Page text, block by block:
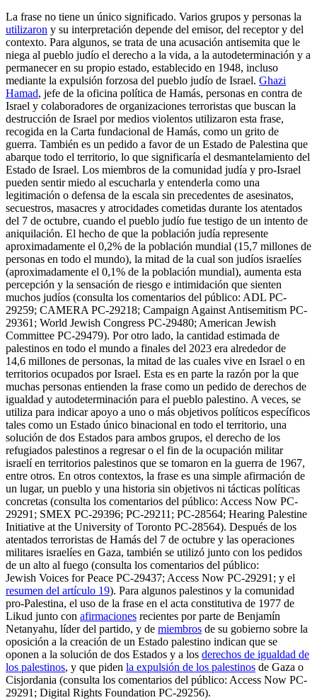
La frase no tiene un único significado. Varios grupos y personas la
utilizaron y su interpretación depende del emisor, del receptor y del
contexto. Para algunos, se trata de una acusación antisemita que le
niega al pueblo judío el derecho a la vida, a la autodeterminación y a
permanecer en su propio estado, establecido en 1948, incluso
mediante la expulsión forzosa del pueblo judío de Israel. Ghazi
Hamad, jefe de la oficina política de Hamás, personas en contra de
Israel y colaboradores de organizaciones terroristas que buscan la
destrucción de Israel por medios violentos utilizaron esta frase,
recogida en la Carta fundacional de Hamás, como un grito de
guerra. También es un pedido a favor de un Estado de Palestina que
abarque todo el territorio, lo que significaría el desmantelamiento del
Estado de Israel. Los miembros de la comunidad judía y pro-Israel
pueden sentir miedo al escucharla y entenderla como una
legitimación o defensa de la escala sin precedentes de asesinatos,
secuestros, masacres y atrocidades cometidas durante los atentados
del 7 de octubre, cuando el pueblo judío fue testigo de un intento de
aniquilación. El hecho de que la población judía represente
aproximadamente el 0,2% de la población mundial (15,7 millones de
personas en todo el mundo), la mitad de la cual son judíos israelíes
(aproximadamente el 0,1% de la población mundial), aumenta esta
percepción y la sensación de riesgo e intimidación que sienten
muchos judíos (consulta los comentarios del público: ADL PC-
29259; CAMERA PC-29218; Campaign Against Antisemitism PC-
29361; World Jewish Congress PC-29480; American Jewish
Committee PC-29479). Por otro lado, la cantidad estimada de
palestinos en todo el mundo a finales del 2023 era alrededor de
14,6 millones de personas, la mitad de las cuales vive en Israel o en
territorios ocupados por Israel. Esta es en parte la razón por la que
muchas personas entienden la frase como un pedido de derechos de
igualdad y autodeterminación para el pueblo palestino. A veces, se
utiliza para indicar apoyo a uno o más objetivos políticos específicos
tales como un Estado único binacional en todo el territorio, una
solución de dos Estados para ambos grupos, el derecho de los
refugiados palestinos a regresar o el fin de la ocupación militar
israelí en territorios palestinos que se tomaron en la guerra de 1967,
entre otros. En otros contextos, la frase es una simple afirmación de
un lugar, un pueblo y una historia sin objetivos ni tácticas políticas
concretas (consulta los comentarios del público: Access Now PC-
29291; SMEX PC-29396; PC-29211; PC-28564; Hearing Palestine
Initiative at the University of Toronto PC-28564). Después de los
atentados terroristas de Hamás del 7 de octubre y las operaciones
militares israelíes en Gaza, también se utilizó junto con los pedidos
de un alto al fuego (consulta los comentarios del público:
Jewish Voices for Peace PC-29437; Access Now PC-29291; y el
resumen del artículo 19). Para algunos palestinos y la comunidad
pro-Palestina, el uso de la frase en el acta constitutiva de 1977 de
Likud junto con afirmaciones recientes por parte de Benjamín
Netanyahu, líder del partido, y de miembros de su gobierno sobre la
oposición a la creación de un Estado palestino indican que se
oponen a la solución de dos Estados y a los derechos de igualdad de
los palestinos, y que piden la expulsión de los palestinos de Gaza o
Cisjordania (consulta los comentarios del público: Access Now PC-
29291; Digital Rights Foundation PC-29256).